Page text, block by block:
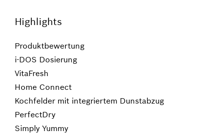
Highlights
Produktbewertung
i-DOS Dosierung
VitaFresh
Home Connect
Kochfelder mit integriertem Dunstabzug
PerfectDry
Simply Yummy